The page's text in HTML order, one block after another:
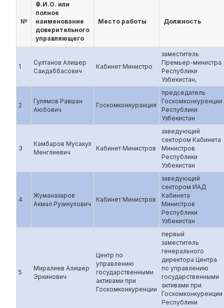
№
Ф.И.О. или
полное
наименование
доверительного
управляющего
Место работы Должность
1
Султанов Алишер
Саидаббасович
Кабинет Министро
заместитель
Премьер-министра
Республики
Узбекистан,
2
Гулямов Равшан
Аюбович
Госкомконкуранция
председатель
Госкомконкуренции
Республики
Узбекистан
3
Камбаров Мусакул
Менглиевич
Кабинет Министров
заведующий
сектором Кабинета
Министров
Республики
Узбекистан
4
Жуманазаров
Акмал Рузикулович
Кабинет Министров
заведующий
сектором ИАД
Кабинета
Министров
Республики
Узбекистан
5
Миралиев Алишер
Эркинович
Центр по
управлению
государственными
активами при
Госкомконкуренции
первый
заместитель
генерального
директора Центра
по управлению
государственными
активами при
Госкомконкуренции
Республики